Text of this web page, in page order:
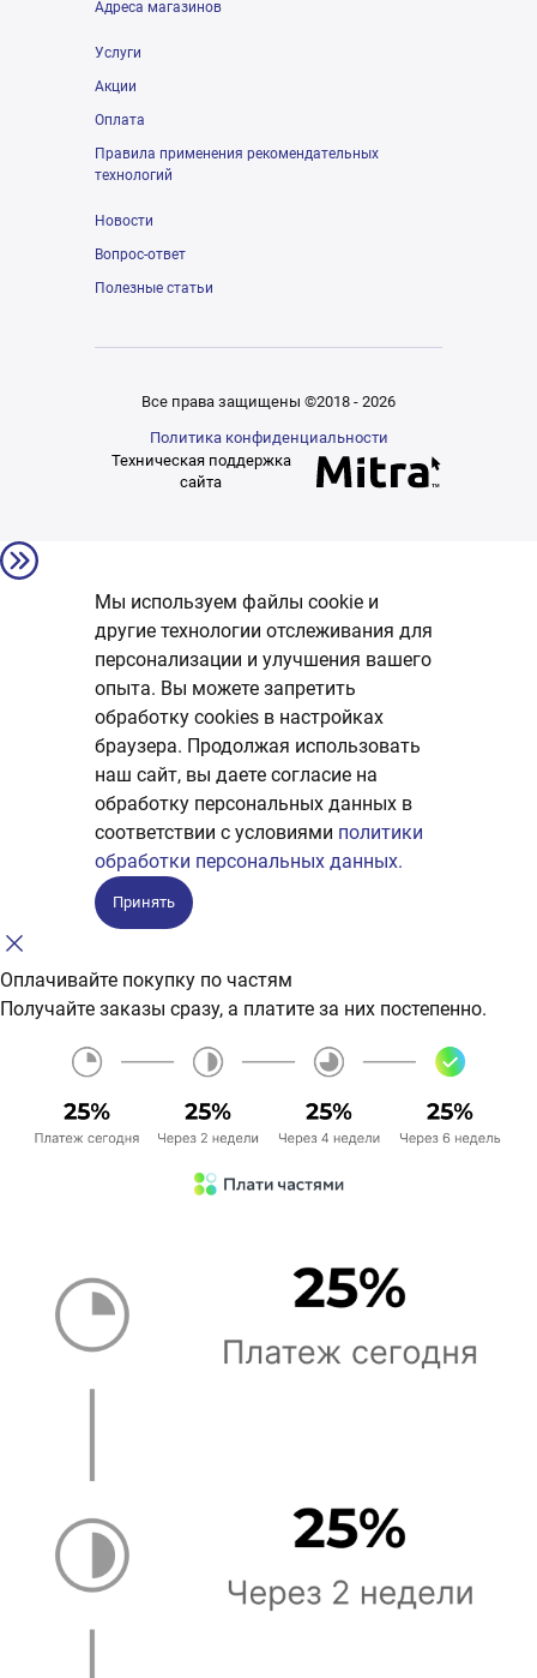
Адреса магазинов
Услуги
Акции
Оплата
Правила применения рекомендательных
технологий
Новости
Вопрос-ответ
Полезные статьи
Все права защищены ©2018 - 2026
Политика конфиденциальности
Техническая поддержка
сайта
Мы используем файлы cookie и
другие технологии отслеживания для
персонализации и улучшения вашего
опыта. Вы можете запретить
обработку сookies в настройках
браузера. Продолжая использовать
наш сайт, вы даете согласие на
обработку персональных данных в
соответствии с условиями политики
обработки персональных данных.
Принять
Оплачивайте покупку по частям
Получайте заказы сразу, а платите за них постепенно.